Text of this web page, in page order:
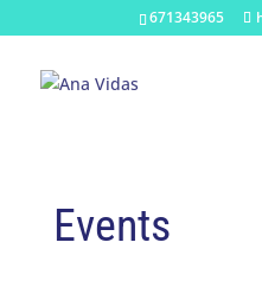
671343965
Events